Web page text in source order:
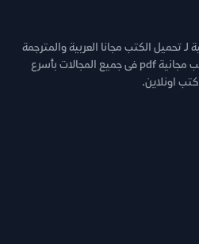
تحميل الكتب مجانا العربية والمترجمة
والروايات والقصص وغيرها من كتب مجانية pdf فى جميع المجالات بأسرع
اونلاين.